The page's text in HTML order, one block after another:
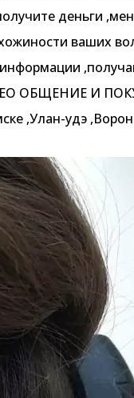
деньги
ваших
ОБЩЕНИЕ И
,Улан-удэ